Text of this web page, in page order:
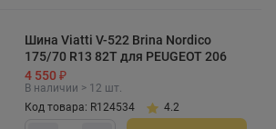
Шина Viatti V-522 Brina Nordico
175/70 R13 82T для PEUGEOT 206
4 550 ₽
В наличии > 12 шт.
Код товара: R124534
4.2